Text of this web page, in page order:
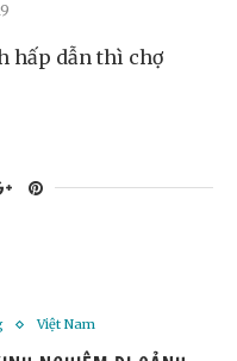
hấp dẫn thì chợ
Việt Nam